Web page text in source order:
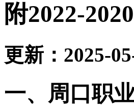
附2022-
更新：2025-
一、周口职